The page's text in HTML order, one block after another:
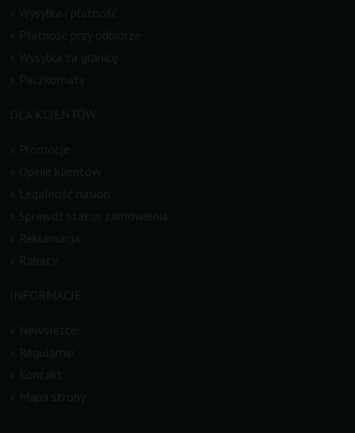
Wysyłka i płatność
Płatność przy odbiorze
Wysyłka za granicę
Paczkomaty
DLA KLIENTÓW
Promocje
Opinie klientów
Legalność nasion
Sprawdź status zamówienia
Reklamacja
Rabaty
INFORMACJE
Newsletter
Regulamin
Kontakt
Mapa strony